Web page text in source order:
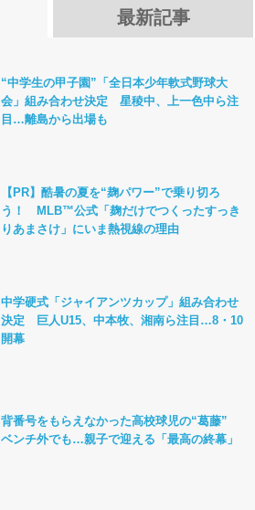
最新記事
“中学生の甲子園”「全日本少年軟式野球大
会」組み合わせ決定 星稜中、上一色中ら注
目…離島から出場も
【PR】酷暑の夏を“麹パワー”で乗り切ろ
う！ MLB™公式「麹だけでつくったすっき
りあまさけ」にいま熱視線の理由
中学硬式「ジャイアンツカップ」組み合わせ
決定 巨人U15、中本牧、湘南ら注目…8・10
開幕
背番号をもらえなかった高校球児の“葛藤”
ベンチ外でも…親子で迎える「最高の終幕」